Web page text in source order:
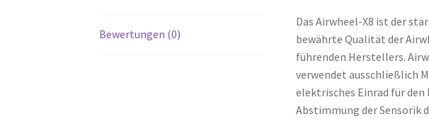
Bewertungen (0)
Das Airwheel-X8 ist der
bewährte Qualität der
führenden Herstellers.
verwendet ausschließlich
elektrisches Einrad für
Abstimmung der Sensorik